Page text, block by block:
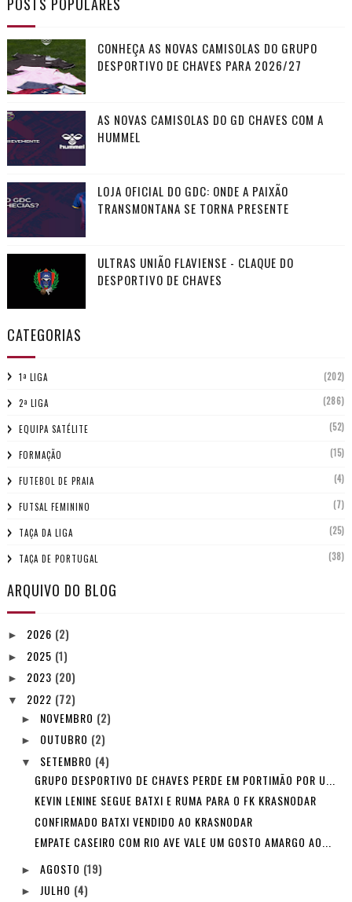
CONHEÇA AS NOVAS CAMISOLAS DO GRUPO
DESPORTIVO DE CHAVES PARA 2026/27
AS NOVAS CAMISOLAS DO GD CHAVES COM A
HUMMEL
LOJA OFICIAL DO GDC: ONDE A PAIXÃO
TRANSMONTANA SE TORNA PRESENTE
ULTRAS UNIÃO FLAVIENSE - CLAQUE DO
DESPORTIVO DE CHAVES
CATEGORIAS
1ª LIGA (202)
2ª LIGA (286)
EQUIPA SATÉLITE (52)
FORMAÇÃO (15)
FUTEBOL DE PRAIA (4)
FUTSAL FEMININO (7)
TAÇA DA LIGA (25)
TAÇA DE PORTUGAL (38)
ARQUIVO DO BLOG
► 2026 (2)
► 2025 (1)
► 2023 (20)
▼ 2022 (72)
► NOVEMBRO (2)
► OUTUBRO (2)
▼ SETEMBRO (4)
GRUPO DESPORTIVO DE CHAVES PERDE EM PORTIMÃO POR U...
KEVIN LENINE SEGUE BATXI E RUMA PARA O FK KRASNODAR
CONFIRMADO BATXI VENDIDO AO KRASNODAR
EMPATE CASEIRO COM RIO AVE VALE UM GOSTO AMARGO AO...
► AGOSTO (19)
► JULHO (4)